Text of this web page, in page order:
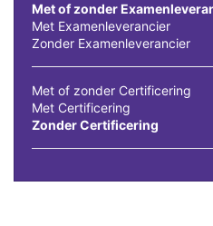
Met of zonder
Met Examenleverancier
Zonder Examenleverancier
Met of zonder Certificering
Met Certificering
Zonder Certificering